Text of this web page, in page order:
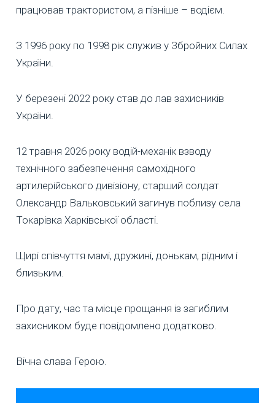
працював трактористом, а пізніше – водієм.
З 1996 року по 1998 рік служив у Збройних Силах
України.
У березені 2022 року став до лав захисників
України.
12 травня 2026 року водій-механік взводу
технічного забезпечення самохідного
артилерійського дивізіону, старший солдат
Олександр Вальковський загинув поблизу села
Токарівка Харківської області.
Щирі співчуття мамі, дружині, донькам, рідним і
близьким.
Про дату, час та місце прощання із загиблим
захисником буде повідомлено додатково.
Вічна слава Герою.